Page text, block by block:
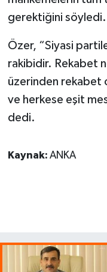
gerektiğini söyledi.
Özer, “Siyasi
rakibidir. Rekabet
üzerinden rekabet
ve herkese eşit
dedi.
Kaynak: ANKA